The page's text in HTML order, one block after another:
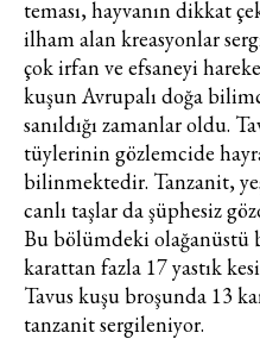
bültenimize
Turkuvaz
A.Ş. tarafından
https://
teması, hayvanın dikkat
ilham alan kreasyonlar
çok irfan ve efsaneyi
kuşun Avrupalı doğa
sanıldığı zamanlar oldu.
tüylerinin gözlemcide
bilinmektedir. Tanzanit,
canlı taşlar da şüphesiz
Bu bölümdeki olağanüstü
karattan fazla 17 yastık
Tavus kuşu broşunda 13
tanzanit sergileniyor.